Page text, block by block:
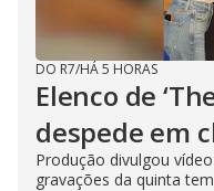
DO R7/HÁ 5 HORAS
Elenco de
despede em
Produção divulgou
gravações da quinta